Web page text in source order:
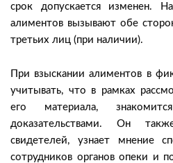
срок допускается изменен.
алиментов вызывают обе
третьих лиц (при наличии).
При взыскании алиментов в
учитывать, что в рамках
его материала,
доказательствами. Он
свидетелей, узнает мнение
сотрудников органов опеки и